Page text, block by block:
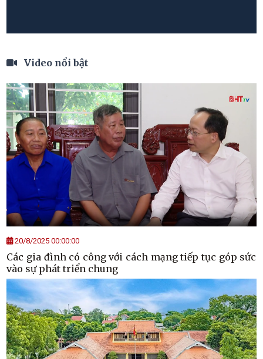
Video nổi bật
20/8/2025 00:00:00
Các gia đình có công với cách mạng tiếp tục góp sức
vào sự phát triển chung